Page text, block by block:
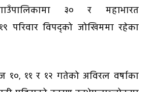
३० र महाभारत
परिवार विपद्को जोखिममा रहेका
१०, ११ र १२ गतेको अविरल वर्षाका